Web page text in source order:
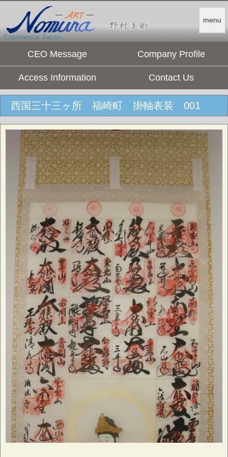
menu
Experience Japan.
CEO Message Company Profile
Access Information Contact Us
西国三十三ヶ所 福崎町 掛軸表装 001